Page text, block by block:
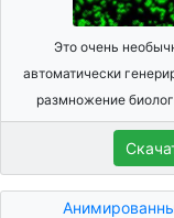
Это очень
автоматически
размножение